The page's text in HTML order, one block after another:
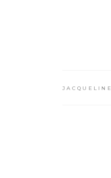
JACQUELINE